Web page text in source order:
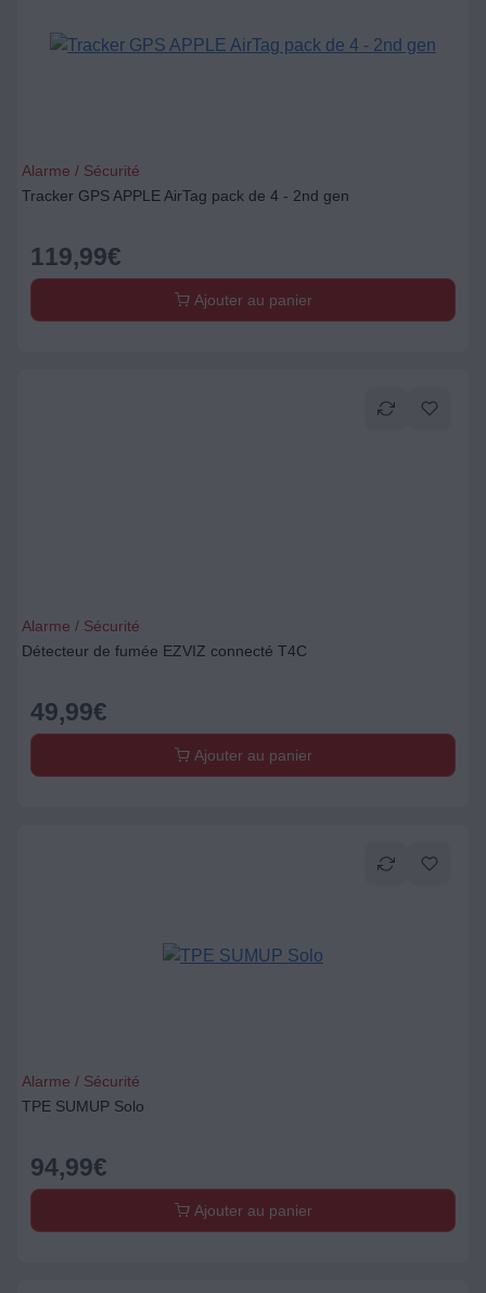
Alarme / Sécurité
Tracker GPS APPLE AirTag pack de 4 - 2nd gen
119,99€
Ajouter au panier
Alarme / Sécurité
Détecteur de fumée EZVIZ connecté T4C
49,99€
Ajouter au panier
Alarme / Sécurité
TPE SUMUP Solo
94,99€
Ajouter au panier